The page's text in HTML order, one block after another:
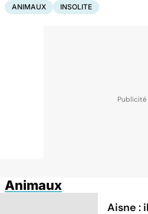
ANIMAUX INSOLITE
Animaux
Aisne :